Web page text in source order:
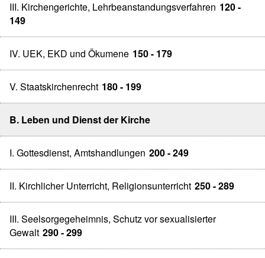
III. Kirchengerichte, Lehrbeanstandungsverfahren 120 -
149
IV. UEK, EKD und Ökumene 150 - 179
V. Staatskirchenrecht 180 - 199
B. Leben und Dienst der Kirche
I. Gottesdienst, Amtshandlungen 200 - 249
II. Kirchlicher Unterricht, Religionsunterricht 250 - 289
III. Seelsorgegeheimnis, Schutz vor sexualisierter
Gewalt 290 - 299